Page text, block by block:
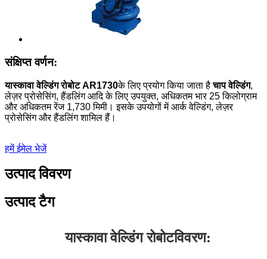
संक्षिप्त वर्णन:
यास्कावा वेल्डिंग रोबोट AR1730के लिए प्रयोग किया जाता है चाप वेल्डिंग,
लेज़र प्रोसेसिंग, हैंडलिंग आदि के लिए उपयुक्त, अधिकतम भार 25 किलोग्राम
और अधिकतम रेंज 1,730 मिमी। इसके उपयोगों में आर्क वेल्डिंग, लेज़र
प्रोसेसिंग और हैंडलिंग शामिल हैं।
हमें ईमेल भेजें
उत्पाद विवरण
उत्पाद टैग
यास्कावा वेल्डिंग रोबोटविवरण: